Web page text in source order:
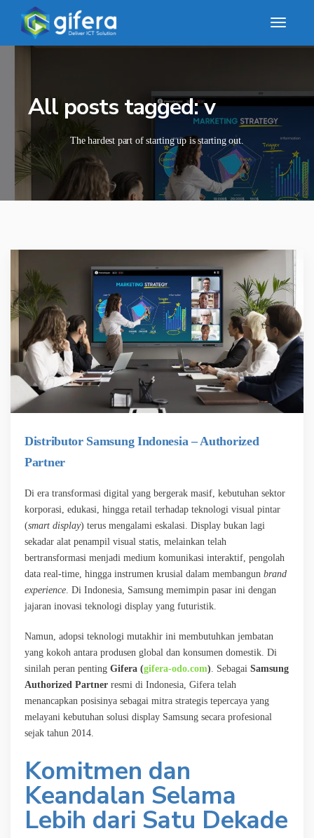
All posts tagged: v
The hardest part of starting up is starting out.
Distributor Samsung Indonesia – Authorized
Partner
Di era transformasi digital yang bergerak masif, kebutuhan sektor
korporasi, edukasi, hingga retail terhadap teknologi visual pintar
(smart display) terus mengalami eskalasi. Display bukan lagi
sekadar alat penampil visual statis, melainkan telah
bertransformasi menjadi medium komunikasi interaktif, pengolah
data real-time, hingga instrumen krusial dalam membangun brand
experience. Di Indonesia, Samsung memimpin pasar ini dengan
jajaran inovasi teknologi display yang futuristik.
Namun, adopsi teknologi mutakhir ini membutuhkan jembatan
yang kokoh antara produsen global dan konsumen domestik. Di
sinilah peran penting Gifera (gifera-odo.com). Sebagai Samsung
Authorized Partner resmi di Indonesia, Gifera telah
menancapkan posisinya sebagai mitra strategis tepercaya yang
melayani kebutuhan solusi display Samsung secara profesional
sejak tahun 2014.
Komitmen dan
Keandalan Selama
Lebih dari Satu Dekade